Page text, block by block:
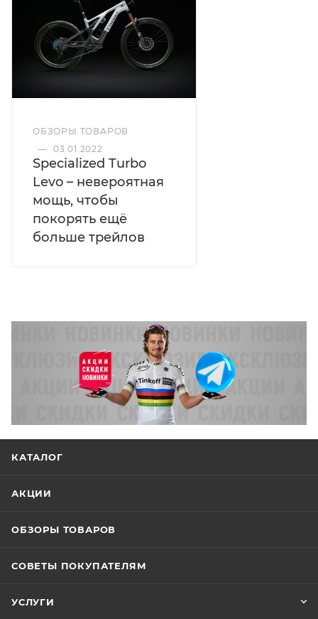
ОБЗОРЫ ТОВАРОВ
— 03.01.2022
Specialized Turbo
Levo – невероятная
мощь, чтобы
покорять ещё
больше трейлов
КАТАЛОГ
АКЦИИ
ОБЗОРЫ ТОВАРОВ
СОВЕТЫ ПОКУПАТЕЛЯМ
УСЛУГИ